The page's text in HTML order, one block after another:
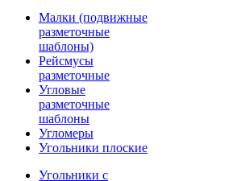
Малки (подвижные
разметочные
шаблоны)
Рейсмусы
разметочные
Угловые
разметочные
шаблоны
Угломеры
Угольники плоские
Угольники с